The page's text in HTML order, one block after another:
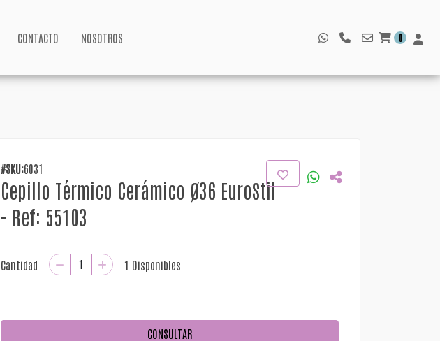
CONTACTO NOSOTROS 0
#SKU:6031
Cepillo Térmico Cerámico Ø36 EuroStil
- Ref: 55103
Cantidad 1 Disponibles
CONSULTAR